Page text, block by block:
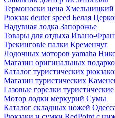
Термоноски цена Хмельницкий
Рюкзак deuter speed Белая
Надувная лодка Запорожье
Товары для отдыха Ивано-
Трекинговіе палки Кременчуг
Лодочных моторов yamaha
Магазин оригинальных
Каталог туристических
Магазин туристических
Газовые горелки туристические
Мотор лодки меркурий Сумы
Каталог складных ножей Одесса